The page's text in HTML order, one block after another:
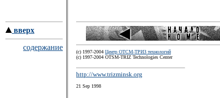
вверх
содержание
(c) 1997-2004 Центр ОТСМ-ТРИЗ технологий
(с) 1997-2004 OTSM-TRIZ Technologies Center
http://www.trizminsk.org
21 Sep 1998